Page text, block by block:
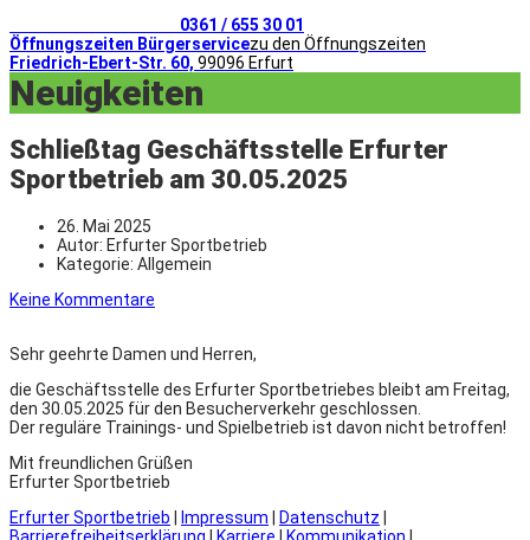
0361 / 655 30 01
Öffnungszeiten Bürgerservicezu den Öffnungszeiten
Friedrich-Ebert-Str. 60, 99096 Erfurt
Neuigkeiten
Schließtag Geschäftsstelle Erfurter
Sportbetrieb am 30.05.2025
26. Mai 2025
Autor: Erfurter Sportbetrieb
Kategorie: Allgemein
Keine Kommentare
Sehr geehrte Damen und Herren,
die Geschäftsstelle des Erfurter Sportbetriebes bleibt am Freitag,
den 30.05.2025 für den Besucherverkehr geschlossen.
Der reguläre Trainings- und Spielbetrieb ist davon nicht betroffen!
Mit freundlichen Grüßen
Erfurter Sportbetrieb
Erfurter Sportbetrieb | Impressum | Datenschutz |
Barrierefreiheitserklärung | Karriere | Kommunikation |